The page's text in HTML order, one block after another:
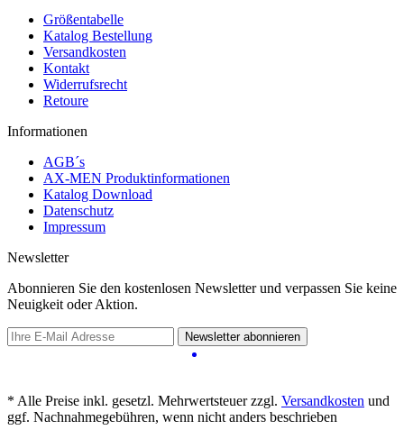
Größentabelle
Katalog Bestellung
Versandkosten
Kontakt
Widerrufsrecht
Retoure
Informationen
AGB´s
AX-MEN Produktinformationen
Katalog Download
Datenschutz
Impressum
Newsletter
Abonnieren Sie den kostenlosen Newsletter und verpassen Sie keine
Neuigkeit oder Aktion.
Newsletter abonnieren
* Alle Preise inkl. gesetzl. Mehrwertsteuer zzgl. Versandkosten und
ggf. Nachnahmegebühren, wenn nicht anders beschrieben